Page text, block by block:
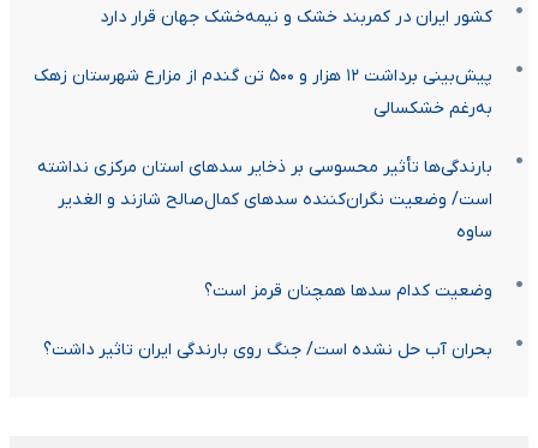
کشور ایران در کمربند خشک و نیمه‌خشک جهان قرار دارد
پیش‌بینی برداشت ۱۲ هزار و ۵۰۰ تن گندم از مزارع شهرستان زهک
به‌رغم خشکسالی
بارندگی‌ها تأثیر محسوسی بر ذخایر سدهای استان مرکزی نداشته
است/ وضعیت نگران‌کننده سدهای کمال‌صالح شازند و الغدیر
ساوه
وضعیت کدام سدها همچنان قرمز است؟
بحران آب حل نشده است/ جنگ روی بارندگی ایران تاثیر داشت؟